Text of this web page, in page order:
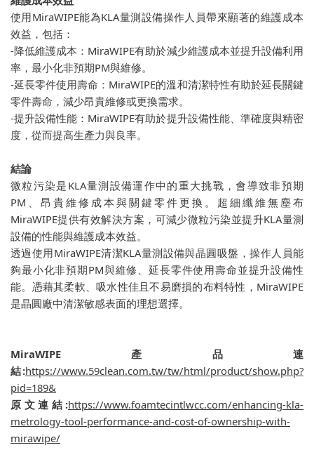
使用MiraWIPE能為KLA量測設備操作人員帶來顯著的維護成本
效益，包括：
-降低維護成本：MiraWIPE有助於減少維護成本並提升設備利用
率，最小化非預期PM與維修。
-延長零件使用壽命：MiraWIPE的溫和清潔特性有助於延長關鍵
零件壽命，減少昂貴維修或更換需求。
-提升設備性能：MiraWIPE有助於提升設備性能、準確度與精密
度，從而提高生產力與良率。
結論
微粒污染是KLA量測設備運作中的重大挑戰，會導致非預期
PM、昂貴維修成本與關鍵零件更換。超細纖維無塵布
MiraWIPE提供有效解決方案，可減少微粒污染並提升KLA量測
設備的性能與維護成本效益。
透過使用MiraWIPE清潔KLA量測設備與晶圓吸盤，操作人員能
夠最小化非預期PM與維修、延長零件使用壽命並提升設備性
能。憑藉其柔軟、吸水性佳且不易磨損的布料特性，MiraWIPE
是晶圓廠中清潔敏感表面的理想選擇。
MiraWIPE產品連
結:https://www.59clean.com.tw/tw/html/product/show.php?
pid=189&
原文連結:https://www.foamtecintlwcc.com/enhancing-kla-
metrology-tool-performance-and-cost-of-ownership-with-
mirawipe/